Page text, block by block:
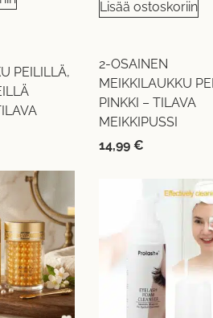
PEILILLÄ,
Lisää ostoskoriin
2-OSAINEN
MEIKKILAUKKU
PINKKI – TILAVA
MEIKKIPUSSI
14,99 €